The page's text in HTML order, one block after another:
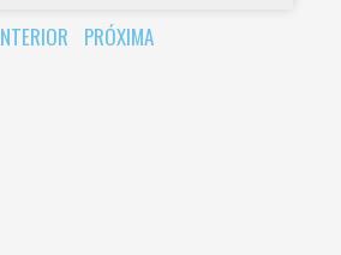
PRÓXIMA